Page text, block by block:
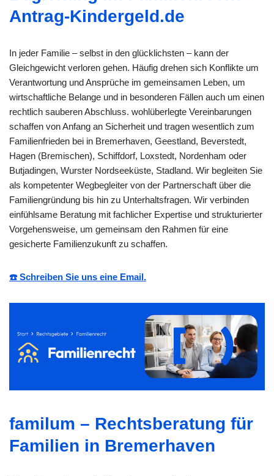
Antrag-Kindergeld.de
In jeder Familie – selbst in den glücklichsten – kann der
Gleichgewicht verloren gehen. Häufig drehen sich Konflikte um
Verantwortung und Ansprüche im gemeinsamen Leben, um
wirtschaftliche Belange und in besonderen Fällen auch um einen
rechtlich sauberen Abschluss. wohlüberlegte Vereinbarungen
schaffen von Anfang an Sicherheit und tragen wesentlich zum
Familienfrieden bei in Bremerhaven, Geestland, Beverstedt,
Hagen (Bremischen), Schiffdorf, Loxstedt, Nordenham oder
Butjadingen, Wurster Nordseeküste, Stadland. Wir begleiten Sie
als kompetenter Wegbegleiter von der Partnerschaft über die
Familiengründung bis hin zu Unterhaltsfragen. Wir verbinden
einfühlsame Beratung mit fachlicher Expertise und strukturierter
Vorgehensweise, um gemeinsam den Rahmen für eine
gesicherte Familienzukunft zu schaffen.
☎️ Schreiben Sie uns eine Email.
familum – Rechtsberatung für
Familien in Bremerhaven